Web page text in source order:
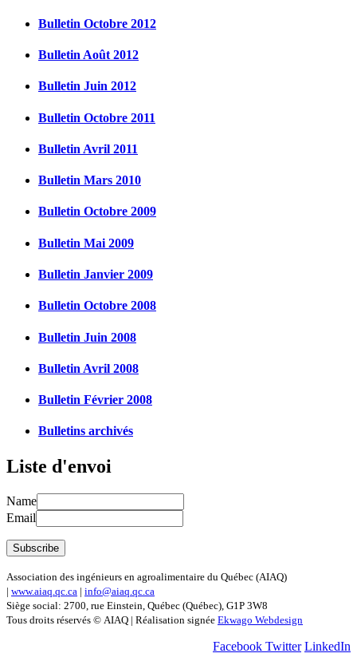
Bulletin Octobre 2012
Bulletin Août 2012
Bulletin Juin 2012
Bulletin Octobre 2011
Bulletin Avril 2011
Bulletin Mars 2010
Bulletin Octobre 2009
Bulletin Mai 2009
Bulletin Janvier 2009
Bulletin Octobre 2008
Bulletin Juin 2008
Bulletin Avril 2008
Bulletin Février 2008
Bulletins archivés
Liste d'envoi
Name
Email
Association des ingénieurs en agroalimentaire du Québec (AIAQ)
| www.aiaq.qc.ca | info@aiaq.qc.ca
Siège social: 2700, rue Einstein, Québec (Québec), G1P 3W8
Tous droits réservés © AIAQ | Réalisation signée Ekwago Webdesign
Facebook Twitter LinkedIn